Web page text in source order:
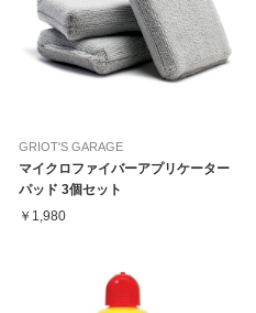
GRIOT'S GARAGE
マイクロファイバーアプリケーター
パッド 3個セット
￥1,980